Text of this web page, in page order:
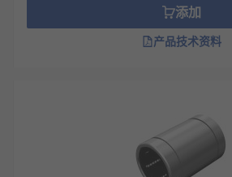
添加
产品技术资料